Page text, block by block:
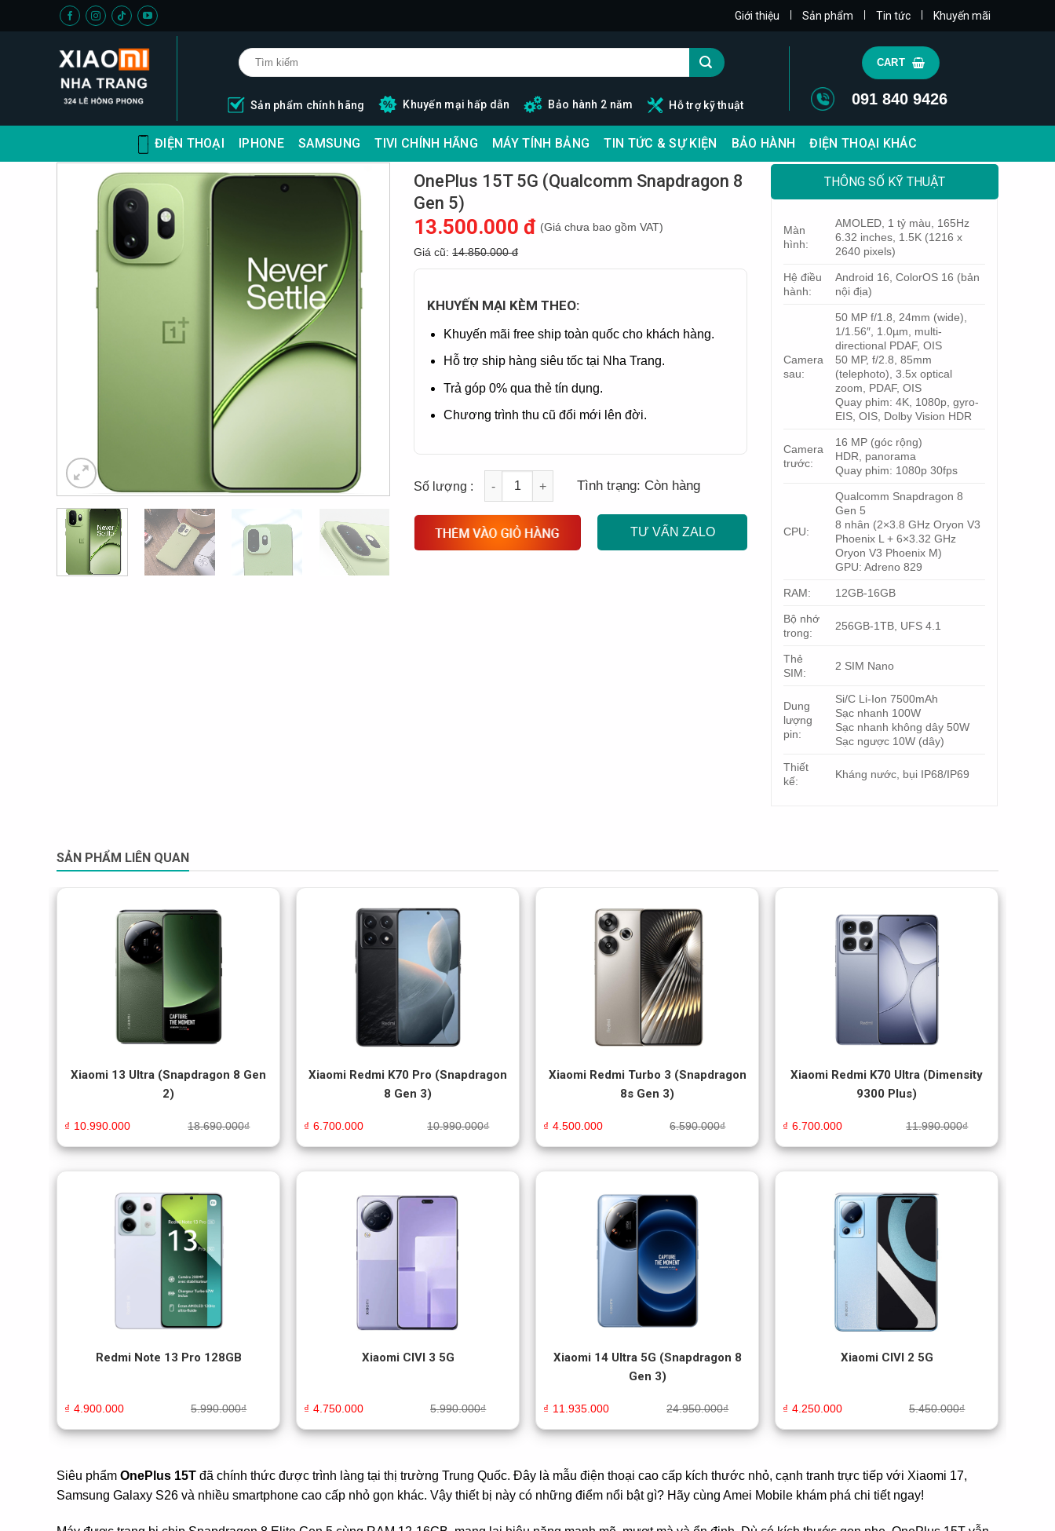
Giới thiệu Sản phẩm Tin tức Khuyến mãi
Sản phẩm chính hãng Khuyến mại hấp dẫn Bảo hành 2 năm Hỗ trợ kỹ thuật
CART
091 840 9426
ĐIỆN THOẠI IPHONE SAMSUNG TIVI CHÍNH HÃNG MÁY TÍNH BẢNG TIN TỨC & SỰ KIỆN BẢO HÀNH ĐIỆN THOẠI KHÁC
OnePlus 15T 5G (Qualcomm Snapdragon 8
Gen 5)
13.500.000 đ (Giá chưa bao gồm VAT)
Giá cũ:14.850.000 đ
KHUYẾN MẠI KÈM THEO:
Khuyến mãi free ship toàn quốc cho khách hàng.
Hỗ trợ ship hàng siêu tốc tại Nha Trang.
Trả góp 0% qua thẻ tín dụng.
Chương trình thu cũ đổi mới lên đời.
Quantity
Tình trạng: Còn hàng
TƯ VẤN ZALO
THÔNG SỐ KỸ THUẬT
Màn
hình:
AMOLED, 1 tỷ màu, 165Hz
6.32 inches, 1.5K (1216 x
2640 pixels)
Hệ điều
hành:
Android 16, ColorOS 16 (bản
nội địa)
Camera
sau:
50 MP f/1.8, 24mm (wide),
1/1.56″, 1.0µm, multi-
directional PDAF, OIS
50 MP, f/2.8, 85mm
(telephoto), 3.5x optical
zoom, PDAF, OIS
Quay phim: 4K, 1080p, gyro-
EIS, OIS, Dolby Vision HDR
Camera
trước:
16 MP (góc rộng)
HDR, panorama
Quay phim: 1080p 30fps
CPU:
Qualcomm Snapdragon 8
Gen 5
8 nhân (2×3.8 GHz Oryon V3
Phoenix L + 6×3.32 GHz
Oryon V3 Phoenix M)
GPU: Adreno 829
RAM: 12GB-16GB
Bộ nhớ
trong:
256GB-1TB, UFS 4.1
Thẻ
SIM:
2 SIM Nano
Dung
lượng
pin:
Si/C Li-Ion 7500mAh
Sạc nhanh 100W
Sạc nhanh không dây 50W
Sạc ngược 10W (dây)
Thiết
kế:
Kháng nước, bụi IP68/IP69
SẢN PHẨM LIÊN QUAN
Xiaomi 13 Ultra (Snapdragon 8 Gen
2)
18.690.000₫
10.990.000
₫
Xiaomi Redmi K70 Pro (Snapdragon
8 Gen 3)
10.990.000₫
6.700.000
₫
Xiaomi Redmi Turbo 3 (Snapdragon
8s Gen 3)
6.590.000₫
4.500.000
₫
Xiaomi Redmi K70 Ultra (Dimensity
9300 Plus)
11.990.000₫
6.700.000
₫
Redmi Note 13 Pro 128GB
5.990.000₫
4.900.000
₫
Xiaomi CIVI 3 5G
5.990.000₫
4.750.000
₫
Xiaomi 14 Ultra 5G (Snapdragon 8
Gen 3)
24.950.000₫
11.935.000
₫
Xiaomi CIVI 2 5G
5.450.000₫
4.250.000
₫
Siêu phẩm OnePlus 15T đã chính thức được trình làng tại thị trường Trung Quốc. Đây là mẫu điện thoại cao cấp kích thước nhỏ, cạnh tranh trực tiếp với Xiaomi 17,
Samsung Galaxy S26 và nhiều smartphone cao cấp nhỏ gọn khác. Vậy thiết bị này có những điểm nổi bật gì? Hãy cùng Amei Mobile khám phá chi tiết ngay!